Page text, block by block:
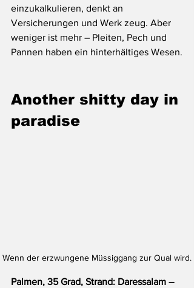
einzukalkulieren, denkt an
Versicherungen und Werk zeug. Aber
weniger ist mehr – Pleiten, Pech und
Pannen haben ein hinterhältiges Wesen.
Another shitty day in
paradise
Wenn der erzwungene Müssiggang zur Qual wird.
Palmen, 35 Grad, Strand: Daressalam –